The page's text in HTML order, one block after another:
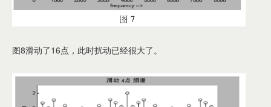
图8滑动了16点，此时扰动已经很大了。